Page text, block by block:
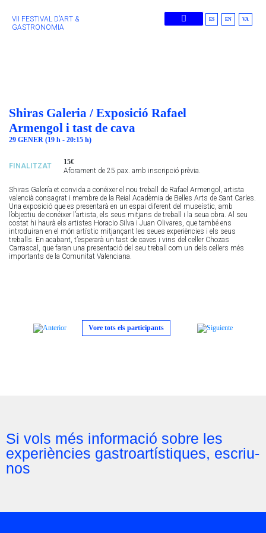
VII FESTIVAL D’ART &
GASTRONOMIA
ES EN VA
Shiras Galeria / Exposició Rafael
Armengol i tast de cava
29 GENER (19 h - 20:15 h)
FINALITZAT
15€
Aforament de 25 pax. amb inscripció prèvia.
Shiras Galería et convida a conéixer el nou treball de Rafael Armengol, artista
valencià consagrat i membre de la Reial Acadèmia de Belles Arts de Sant Carles.
Una exposició que es presentarà en un espai diferent del museístic, amb
l’objectiu de conéixer l’artista, els seus mitjans de treball i la seua obra. Al seu
costat hi haurà els artistes Horacio Silva i Juan Olivares, que també ens
introduiran en el món artístic mitjançant les seues experiències i els seus
treballs. En acabant, t’esperarà un tast de caves i vins del celler Chozas
Carrascal, que faran una presentació del seu treball com un dels cellers més
importants de la Comunitat Valenciana.
Vore tots els participants
Si vols més informació sobre les
experiències gastroartístiques, escriu-
nos